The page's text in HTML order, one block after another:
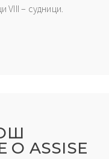
VIII – судници.
ASSISE